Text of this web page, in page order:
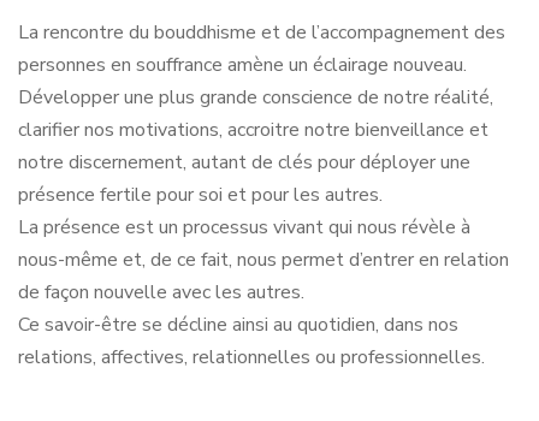
La rencontre du bouddhisme et de l’accompagnement des
personnes en souffrance amène un éclairage nouveau.
Développer une plus grande conscience de notre réalité,
clarifier nos motivations, accroitre notre bienveillance et
notre discernement, autant de clés pour déployer une
présence fertile pour soi et pour les autres.
La présence est un processus vivant qui nous révèle à
nous-même et, de ce fait, nous permet d’entrer en relation
de façon nouvelle avec les autres.
Ce savoir-être se décline ainsi au quotidien, dans nos
relations, affectives, relationnelles ou professionnelles.